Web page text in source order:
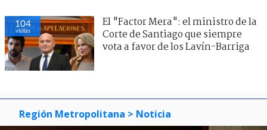
104
visitas
El "Factor Mera": el ministro de la
Corte de Santiago que siempre
vota a favor de los Lavín-Barriga
Región Metropolitana > Noticia